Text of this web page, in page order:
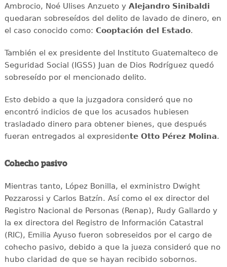
Ambrocio, Noé Ulises Anzueto y Alejandro Sinibaldi
quedaran sobreseídos del delito de lavado de dinero, en
el caso conocido como: Cooptación del Estado.
También el ex presidente del Instituto Guatemalteco de
Seguridad Social (IGSS) Juan de Dios Rodríguez quedó
sobreseído por el mencionado delito.
Esto debido a que la juzgadora consideró que no
encontró indicios de que los acusados hubiesen
trasladado dinero para obtener bienes, que después
fueran entregados al expresidente Otto Pérez Molina.
Cohecho pasivo
Mientras tanto, López Bonilla, el exministro Dwight
Pezzarossi y Carlos Batzín. Así como el ex director del
Registro Nacional de Personas (Renap), Rudy Gallardo y
la ex directora del Registro de Información Catastral
(RIC), Emilia Ayuso fueron sobreseidos por el cargo de
cohecho pasivo, debido a que la jueza consideró que no
hubo claridad de que se hayan recibido sobornos.